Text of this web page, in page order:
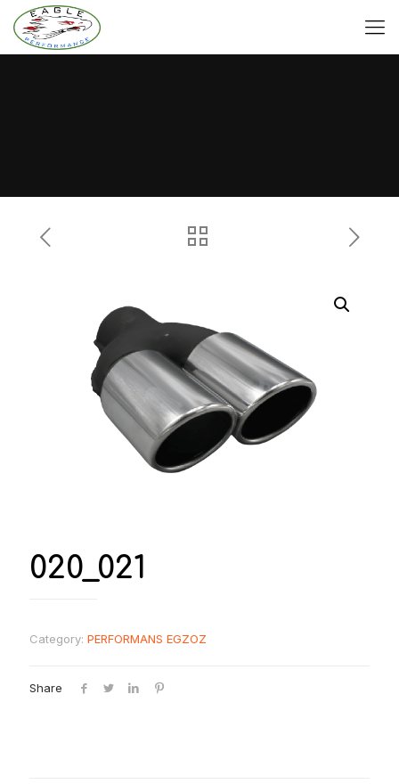
020_021
Category: PERFORMANS EGZOZ
Share